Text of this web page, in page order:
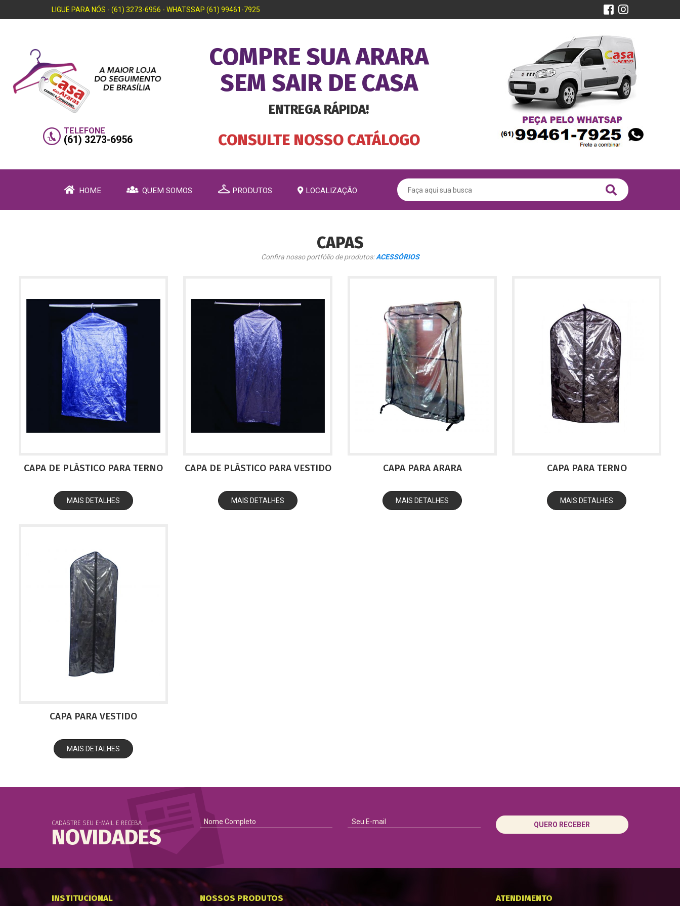
LIGUE PARA NÓS - (61) 3273-6956 - WHATSSAP (61) 99461-7925
TELEFONE
(61) 3273-6956
COMPRE SUA ARARA
SEM SAIR DE CASA
ENTREGA RÁPIDA!
CONSULTE NOSSO CATÁLOGO
HOME QUEM SOMOS PRODUTOS LOCALIZAÇÃO
CAPAS
Confira nosso portfólio de produtos:ACESSÓRIOS
CAPA DE PLÁSTICO PARA TERNO
MAIS DETALHES
CAPA DE PLÁSTICO PARA VESTIDO
MAIS DETALHES
CAPA PARA ARARA
MAIS DETALHES
CAPA PARA TERNO
MAIS DETALHES
CAPA PARA VESTIDO
MAIS DETALHES
CADASTRE SEU E-MAIL E RECEBA
NOVIDADES QUERO RECEBER
INSTITUCIONAL NOSSOS PRODUTOS ATENDIMENTO